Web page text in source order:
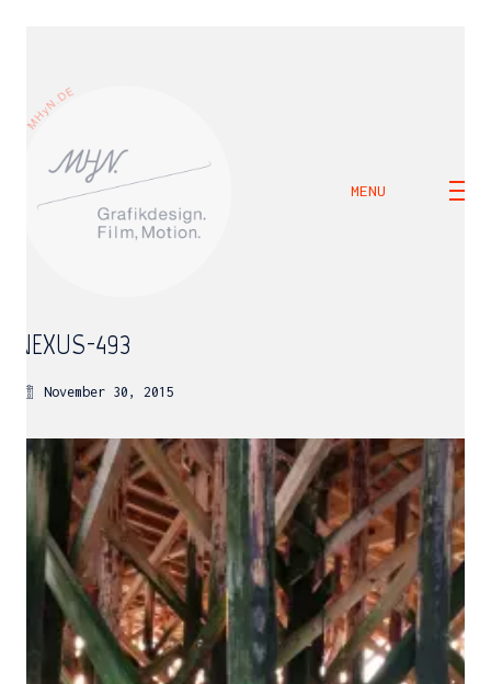
MENU
NEXUS-493
November 30, 2015
M H Y N